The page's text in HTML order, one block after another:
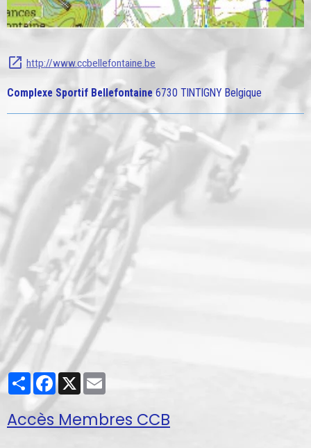
http://www.ccbellefontaine.be
Complexe Sportif Bellefontaine6730 TINTIGNY Belgique
PartagerFacebook
X
Accès Membres CCB